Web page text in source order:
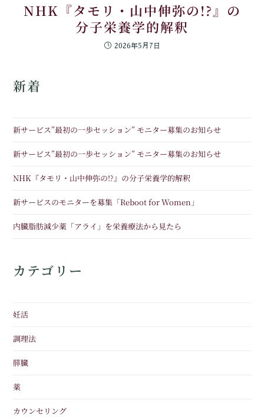
NHK『タモリ・山中伸弥の!?』の
分子栄養学的解釈
2026年5月7日
新着
新サービス”最初の一歩セッション” モニター募集のお知らせ
新サービス”最初の一歩セッション” モニター募集のお知らせ
NHK『タモリ・山中伸弥の!?』の分子栄養学的解釈
新サービスのモニターを募集「Reboot for Women」
内臓脂肪減少薬「アライ」を栄養療法から見たら
カテゴリー
妊活
調理法
膵臓
薬
カウンセリング